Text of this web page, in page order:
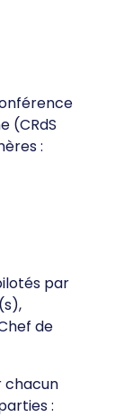
(CRdS
:
par
de
chacun
: